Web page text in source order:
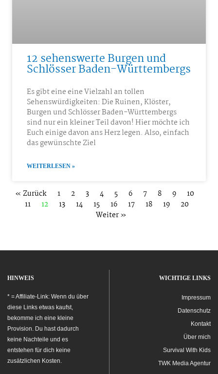
12 sehenswerte Burgen und
Schlösser Baden-Württembergs
Es gibt eine eine Vielzahl an tollen
Sehenswürdigkeiten: Die Ruinen, Klöster,
Burgen und Schlösser Baden-Württembergs
sind nur ein kleiner Teil davon! Hier möchte ich
Euch einige davon ans Herz legen. Also, einfach
das gewünschte Ziel
WEITERLESEN »
« Zurück 1 2 3 4 5 6 7 8 9
10
11
12 13 14 15 16 17 18 19
20
Weiter »
HINWEIS
* = Affiliate-Link: Wenn du über
diese Links etwas kaufst,
bekomme ich eine kleine
Provision. Du hast dadurch
keine Nachteile und es
entstehen für dich keine
zusätzlichen Kosten.
WICHTIGE LINKS
Impressum
Datenschutz
Kontakt
Über mich
Survival With Kids
TWK Media Agentur